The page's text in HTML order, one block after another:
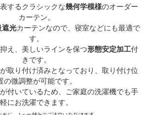
するクラシックな幾何学模様のオーダー
カーテン。
遮光カーテンなので、寝室などにも最適で
す。
え、美しいラインを保つ形態安定加工付
きです。
取り付け済みとなっており、取り付け位
の微調整が可能です。
付いているため、ご家庭の洗濯機でも手
軽にお洗濯できます。